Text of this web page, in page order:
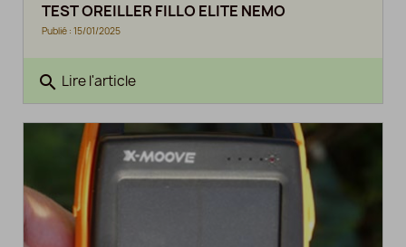
TEST OREILLER FILLO ELITE NEMO
Publié : 15/01/2025
search Lire l'article